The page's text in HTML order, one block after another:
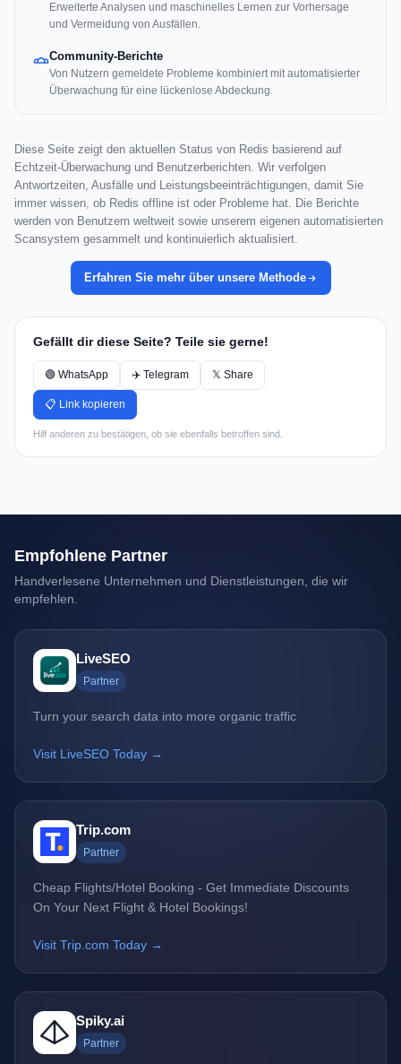
Erweiterte Analysen und maschinelles Lernen zur Vorhersage
und Vermeidung von Ausfällen.
Community-Berichte
Von Nutzern gemeldete Probleme kombiniert mit automatisierter
Überwachung für eine lückenlose Abdeckung.
Diese Seite zeigt den aktuellen Status von Redis basierend auf
Echtzeit-Überwachung und Benutzerberichten. Wir verfolgen
Antwortzeiten, Ausfälle und Leistungsbeeinträchtigungen, damit Sie
immer wissen, ob Redis offline ist oder Probleme hat. Die Berichte
werden von Benutzern weltweit sowie unserem eigenen automatisierten
Scansystem gesammelt und kontinuierlich aktualisiert.
Erfahren Sie mehr über unsere Methode
Gefällt dir diese Seite? Teile sie gerne!
🟢 WhatsApp ✈️ Telegram 𝕏 Share
📋 Link kopieren
Hilf anderen zu bestätigen, ob sie ebenfalls betroffen sind.
Empfohlene Partner
Handverlesene Unternehmen und Dienstleistungen, die wir
empfehlen.
LiveSEO
Partner
Turn your search data into more organic traffic
Visit LiveSEO Today →
Trip.com
Partner
Cheap Flights/Hotel Booking - Get Immediate Discounts
On Your Next Flight & Hotel Bookings!
Visit Trip.com Today →
Spiky.ai
Partner